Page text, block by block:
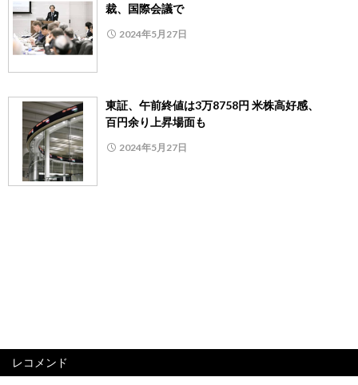
裁、国際会議で
2024年5月27日
東証、午前終値は3万8758円 米株高好感、
百円余り上昇場面も
2024年5月27日
レコメンド